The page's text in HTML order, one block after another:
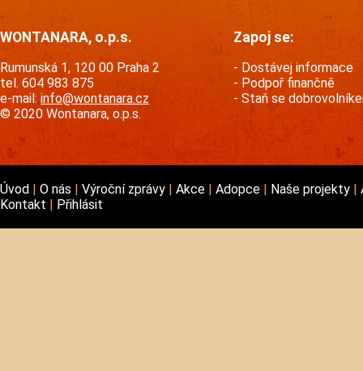
WONTANARA, o.p.s.
Rumunská 1, 120 00 Praha 2
tel. 604 983 875
e-mail: info@wontanara.cz
© 2020 Wontanara, o.p.s.
Zapoj se:
Dostávej informace
Podpoř finančně
Staň se
Úvod O nás Výroční zprávy Akce Adopce Naše projekty
Kontakt
Přihlásit